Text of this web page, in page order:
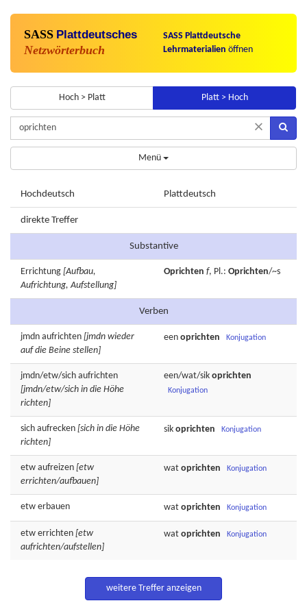
SASS Plattdeutsches
Netzwörterbuch
SASS Plattdeutsche
Lehrmaterialien öffnen
Hoch > Platt Platt > Hoch
×
Menü
Hochdeutsch Plattdeutsch
direkte Treffer
Substantive
Errichtung [Aufbau,
Aufrichtung, Aufstellung]
Oprichten f, Pl.: Oprichten/~s
Verben
jmdn aufrichten [jmdn wieder
auf die Beine stellen]
een oprichten Konjugation
jmdn/etw/sich aufrichten
[jmdn/etw/sich in die Höhe
richten]
een/wat/sik oprichten
Konjugation
sich aufrecken [sich in die Höhe
richten]
sik oprichten Konjugation
etw aufreizen [etw
errichten/aufbauen]
wat oprichten Konjugation
etw erbauen wat oprichten Konjugation
etw errichten [etw
aufrichten/aufstellen]
wat oprichten Konjugation
weitere Treffer anzeigen